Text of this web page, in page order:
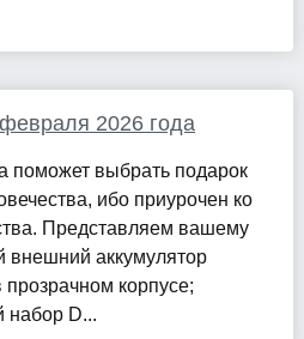
2026 года
поможет выбрать подарок
ибо приурочен ко
Представляем вашему
внешний аккумулятор
корпусе;
набор D...